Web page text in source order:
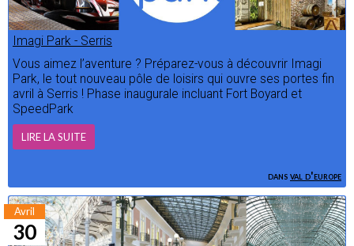
Imagi Park - Serris
dansval d'europe
Vous aimez l’aventure ? Préparez-vous à découvrir Imagi
Park, le tout nouveau pôle de loisirs qui ouvre ses portes fin
avril à Serris ! Phase inaugurale incluant Fort Boyard et
SpeedPark
LIRE LA SUITE
30
Avril